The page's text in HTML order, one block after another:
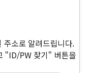
주소로 알려드립니다.
"ID/PW 찾기" 버튼을